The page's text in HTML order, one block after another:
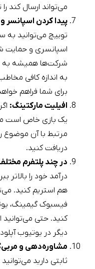
می‌تواند ارسال کند
پیدا کردن اسپانسر و
توییچ می‌توانید به
اسپانسری و حمایت
شرکت‌ها همیشه به
به اندازه کافی
برای شما فراهم
افیلیت مارکتینگ:
یک بازی خاص است
مرتبط با آن موضوع
دریافت کنید.
در چند پلتفرم
درآمد خود را بالاتر
هم استریم کنید.
فیسبوک گیمینگ،
کنید. حتی می‌توانید
دیگر در یوتیوب
مشاوره‌دهی و
ثابتی دارید